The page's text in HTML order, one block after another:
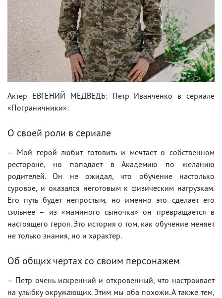
Актер ЕВГЕНИЙ МЕДВЕДЬ: Петр Иванченко в сериале
«Пограничники»:
О своей роли в сериале
– Мой герой любит готовить и мечтает о собственном
ресторане, но попадает в Академию по желанию
родителей. Он не ожидал, что обучение настолько
суровое, и оказался неготовым к физическим нагрузкам.
Его путь будет непростым, но именно это сделает его
сильнее – из «маминого сыночка» он превращается в
настоящего героя. Это история о том, как обучение меняет
не только знания, но и характер.
Об общих чертах со своим персонажем
– Петр очень искренний и откровенный, что настраивает
на улыбку окружающих. Этим мы оба похожи. А также тем,